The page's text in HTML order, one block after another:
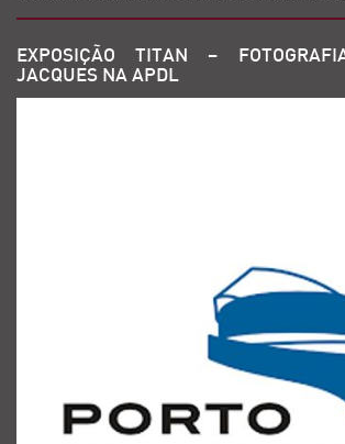
EXPOSIÇÃO TITAN –
JACQUES NA APDL